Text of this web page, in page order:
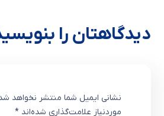
دیدگاهتان را
نشانی ایمیل شما منتشر نخواهد
موردنیاز علامت‌گذاری شده‌اند*